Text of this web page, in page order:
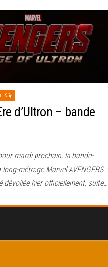
d’Ultron – bande
mardi prochain, la bande-
métrage Marvel AVENGERS :
dévoilée hier officiellement, suite…